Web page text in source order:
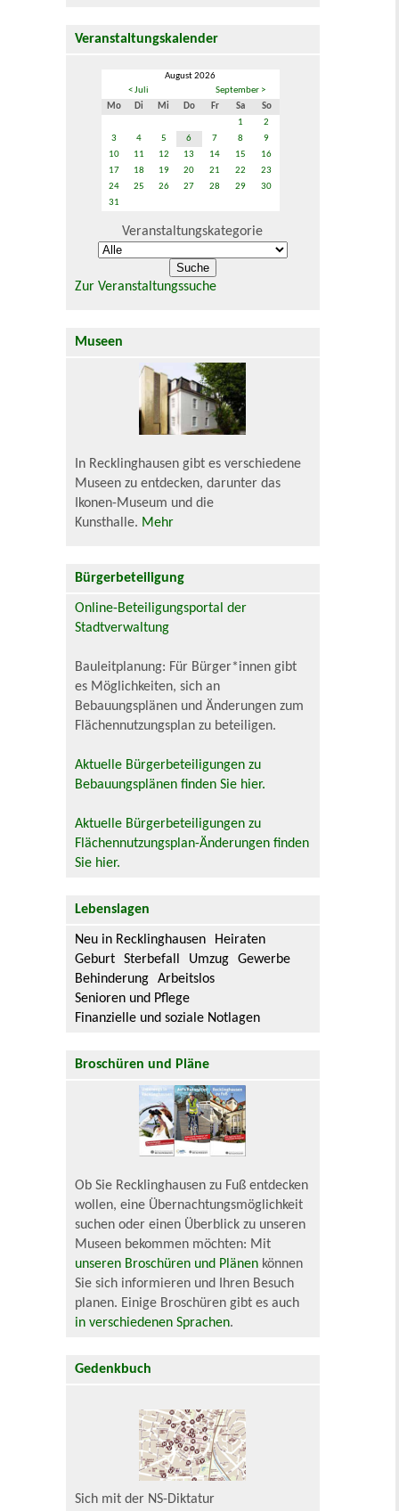
Veranstaltungskalender
August 2026
< Juli
September >
Mo
Di Mi Do Fr Sa
So
1
2
3
4 5 6 7 8
9
10
11 12 13 14 15
16
17
18 19 20 21 22
23
24
25 26 27 28 29
30
31
Veranstaltungskategorie
Zur Veranstaltungssuche
Museen
In Recklinghausen gibt es verschiedene
Museen zu entdecken, darunter das
Ikonen-Museum und die
Kunsthalle. Mehr
Bürgerbeteiligung
Online-Beteiligungsportal der
Stadtverwaltung
Bauleitplanung: Für Bürger*innen gibt
es Möglichkeiten, sich an
Bebauungsplänen und Änderungen zum
Flächennutzungsplan zu beteiligen.
Aktuelle Bürgerbeteiligungen zu
Bebauungsplänen finden Sie hier.
Aktuelle Bürgerbeteiligungen zu
Flächennutzungsplan-Änderungen finden
Sie hier.
Lebenslagen
Neu in Recklinghausen
Heiraten
Geburt
Sterbefall Umzug
Gewerbe
Behinderung
Arbeitslos
Senioren und Pflege
Finanzielle und soziale Notlagen
Broschüren und Pläne
Ob Sie Recklinghausen zu Fuß entdecken
wollen, eine Übernachtungsmöglichkeit
suchen oder einen Überblick zu unseren
Museen bekommen möchten: Mit
unseren Broschüren und Plänen können
Sie sich informieren und Ihren Besuch
planen. Einige Broschüren gibt es auch
in verschiedenen Sprachen.
Gedenkbuch
Sich mit der NS-Diktatur